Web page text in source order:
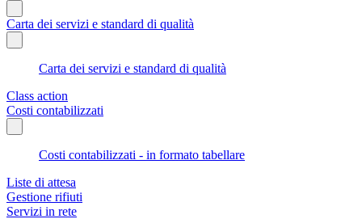
Carta dei servizi e standard di qualità
Carta dei servizi e standard di qualità
Class action
Costi contabilizzati
Costi contabilizzati - in formato tabellare
Liste di attesa
Gestione rifiuti
Servizi in rete